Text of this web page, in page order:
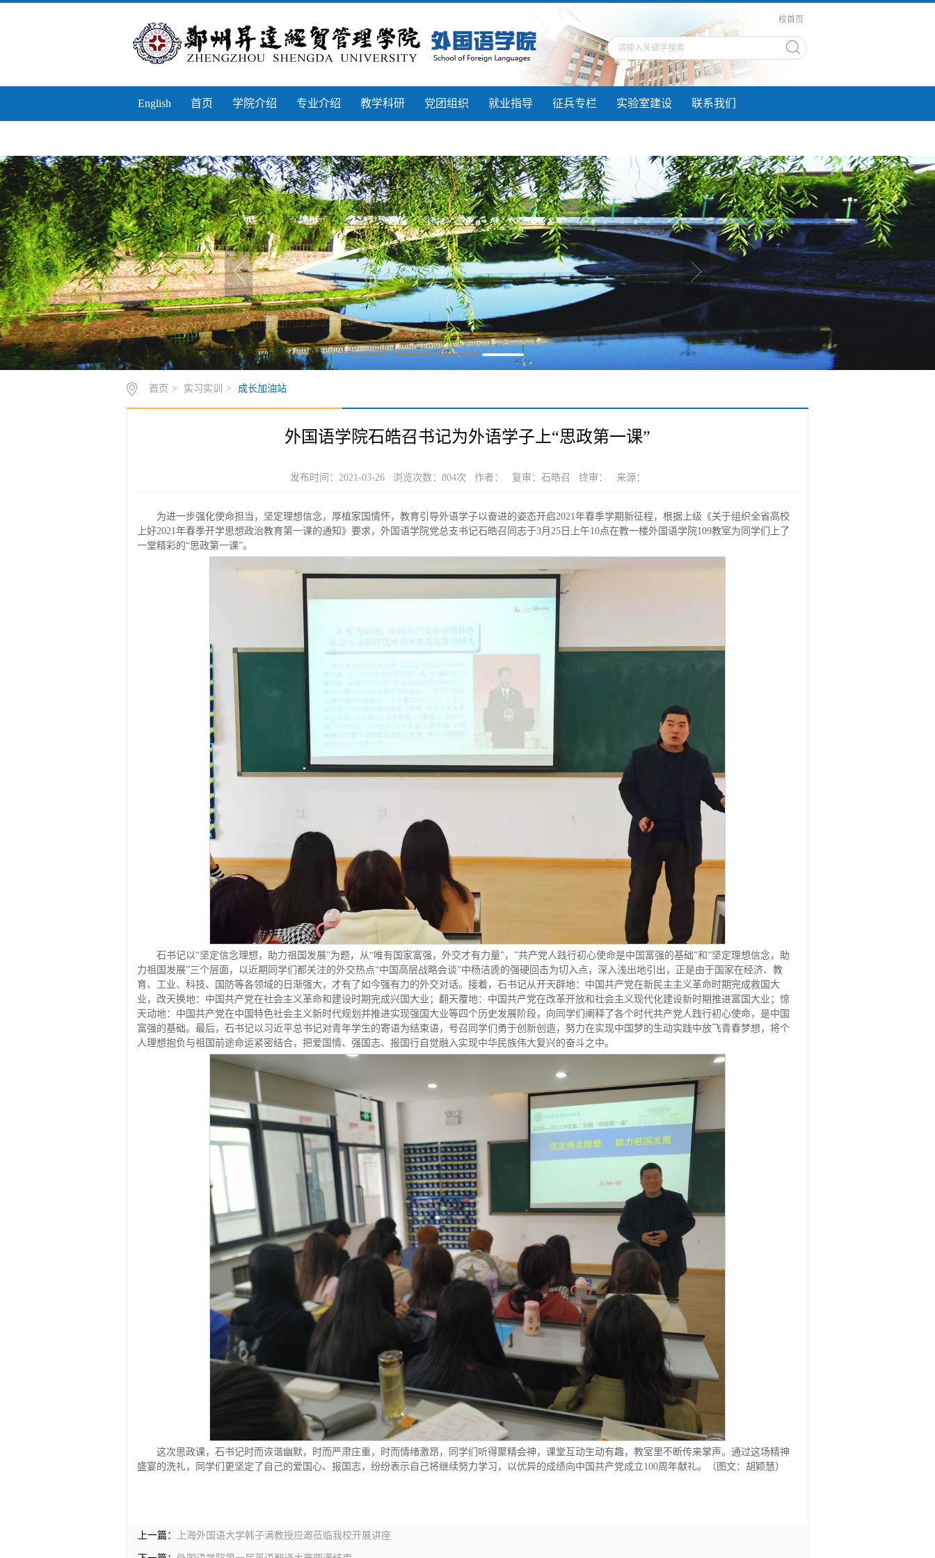
校首页
English 首页 学院介绍 专业介绍 教学科研 党团组织 就业指导 征兵专栏 实验室建设 联系我们
首页 > 实习实训 > 成长加油站
外国语学院石皓召书记为外语学子上“思政第一课”
发布时间：2021-03-26 浏览次数： 804次 作者： 复审：石皓召 终审： 来源：
为进一步强化使命担当，坚定理想信念，厚植家国情怀，教育引导外语学子以奋进的姿态开启2021年春季学期新征程，根据上级《关于组织全省高校
上好2021年春季开学思想政治教育第一课的通知》要求，外国语学院党总支书记石皓召同志于3月25日上午10点在教一楼外国语学院109教室为同学们上了
一堂精彩的“思政第一课”。
石书记以“坚定信念理想，助力祖国发展”为题，从“唯有国家富强，外交才有力量”，”共产党人践行初心使命是中国富强的基础”和”坚定理想信念，助
力祖国发展”三个层面，以近期同学们都关注的外交热点“中国高层战略会谈”中杨洁虒的强硬回击为切入点，深入浅出地引出，正是由于国家在经济、教
育、工业、科技、国防等各领域的日渐强大，才有了如今强有力的外交对话。接着，石书记从开天辟地：中国共产党在新民主主义革命时期完成救国大
业，改天换地：中国共产党在社会主义革命和建设时期完成兴国大业；翻天覆地：中国共产党在改革开放和社会主义现代化建设新时期推进富国大业；惊
天动地：中国共产党在中国特色社会主义新时代规划并推进实现强国大业等四个历史发展阶段，向同学们阐释了各个时代共产党人践行初心使命，是中国
富强的基础。最后，石书记以习近平总书记对青年学生的寄语为结束语，号召同学们勇于创新创造，努力在实现中国梦的生动实践中放飞青春梦想，将个
人理想抱负与祖国前途命运紧密结合，把爱国情、强国志、报国行自觉融入实现中华民族伟大复兴的奋斗之中。
这次思政课，石书记时而诙谐幽默，时而严肃庄重，时而情绪激昂，同学们听得聚精会神，课堂互动生动有趣，教室里不断传来掌声。通过这场精神
盛宴的洗礼，同学们更坚定了自己的爱国心、报国志，纷纷表示自己将继续努力学习，以优异的成绩向中国共产党成立100周年献礼。（图文：胡颖慧）
上一篇： 上海外国语大学韩子满教授应邀莅临我校开展讲座